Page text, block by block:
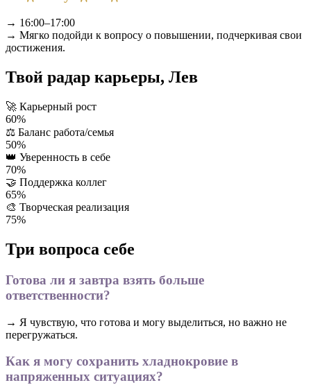
→ 16:00–17:00
→ Мягко подойди к вопросу о повышении, подчеркивая свои
достижения.
Твой радар карьеры, Лев
🚀 Карьерный рост
60%
⚖️ Баланс работа/семья
50%
👑 Уверенность в себе
70%
🤝 Поддержка коллег
65%
🎨 Творческая реализация
75%
Три вопроса себе
Готова ли я завтра взять больше
ответственности?
→ Я чувствую, что готова и могу выделиться, но важно не
перегружаться.
Как я могу сохранить хладнокровие в
напряженных ситуациях?